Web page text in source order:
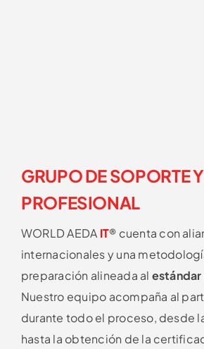
GRUPO DE SOPORTE
PROFESIONAL
WORLD AEDA IT® cuenta con
internacionales y una
preparación alineada al estándar
Nuestro equipo acompaña al
durante todo el proceso, desde
hasta la obtención de la